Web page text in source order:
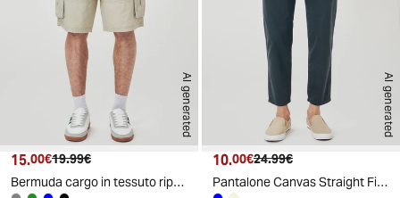
AI generated
Prezzo attuale
15.00€ Prezzo originale
19.99€
Bermuda cargo in tessuto ripstop - Grigio stone
AI generated
Prezzo attuale
10.00€ Prezzo originale
24.99€
Pantalone Canvas Straight Fit Effetto Slavato - Avion